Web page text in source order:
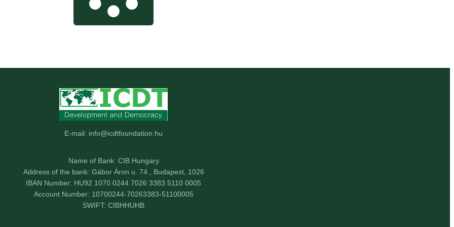
E-mail: info@icdtfoundation.hu
Name of Bank: CIB Hungary
Address of the bank: Gábor Áron u. 74., Budapest, 1026
IBAN Number: HU92 1070 0244 7026 3383 5110 0005
Account Number: 10700244-70263383-51100005
SWIFT: CIBHHUHB